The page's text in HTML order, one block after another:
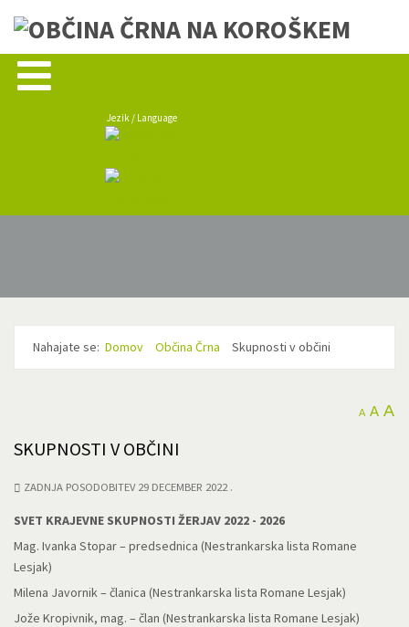
Jezik / Language
Nahajate se: Domov Občina Črna Skupnosti v občini
A A A
SKUPNOSTI V OBČINI
ZADNJA POSODOBITEV 29 DECEMBER 2022
SVET KRAJEVNE SKUPNOSTI ŽERJAV 2022 - 2026
Mag. Ivanka Stopar – predsednica (Nestrankarska lista Romane
Lesjak)
Milena Javornik – članica (Nestrankarska lista Romane Lesjak)
Jože Kropivnik, mag. – član (Nestrankarska lista Romane Lesjak)